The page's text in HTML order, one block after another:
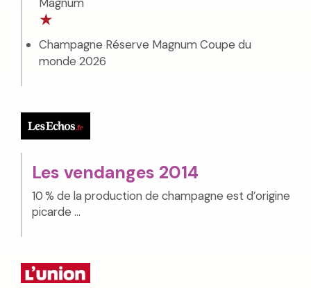
★
Champagne Réserve Magnum Coupe du
monde 2026
Les vendanges 2014
10 % de la production de champagne est d’origine
picarde ...